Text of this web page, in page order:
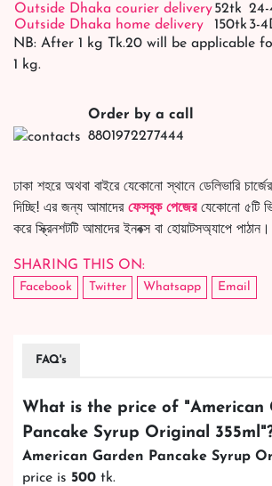
Outside Dhaka courier delivery52tk 24-
Outside Dhaka home delivery
150tk3-
NB: After 1 kg Tk.20 will be applicable
1 kg.
Order by a call
8801972277444
ঢাকা শহরে অথবা বাইরে যেকোনো স্থানে ডেলিভারি
দিচ্ছি! এর জন্য আমাদের ফেসবুক পেজেরযেকোনো ৫টি
করে স্ক্রিনশটটি আমাদের ইনবক্স বা হোয়াটসঅ্যাপে পাঠান।
SHARING THIS ON:
Facebook Twitter Whatsapp Email
FAQ's
What is the price of "American
Pancake Syrup Original 355ml
American Garden Pancake Syrup
price is 500 tk.